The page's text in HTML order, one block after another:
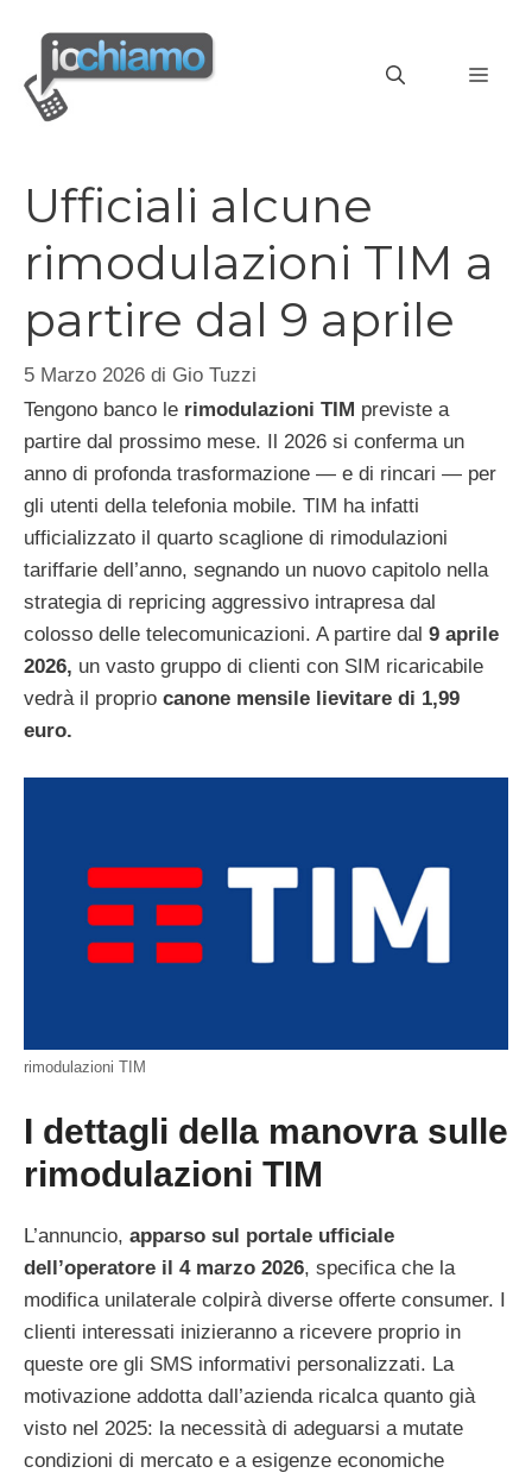
contenuto
Ufficiali alcune
rimodulazioni TIM a
partire dal 9 aprile
5 Marzo 2026 di Gio Tuzzi
Tengono banco le rimodulazioni TIM previste a
partire dal prossimo mese. Il 2026 si conferma un
anno di profonda trasformazione — e di rincari — per
gli utenti della telefonia mobile. TIM ha infatti
ufficializzato il quarto scaglione di rimodulazioni
tariffarie dell’anno, segnando un nuovo capitolo nella
strategia di repricing aggressivo intrapresa dal
colosso delle telecomunicazioni. A partire dal 9 aprile
2026, un vasto gruppo di clienti con SIM ricaricabile
vedrà il proprio canone mensile lievitare di 1,99
euro.
rimodulazioni TIM
I dettagli della manovra sulle
rimodulazioni TIM
L’annuncio, apparso sul portale ufficiale
dell’operatore il 4 marzo 2026, specifica che la
modifica unilaterale colpirà diverse offerte consumer. I
clienti interessati inizieranno a ricevere proprio in
queste ore gli SMS informativi personalizzati. La
motivazione addotta dall’azienda ricalca quanto già
visto nel 2025: la necessità di adeguarsi a mutate
condizioni di mercato e a esigenze economiche